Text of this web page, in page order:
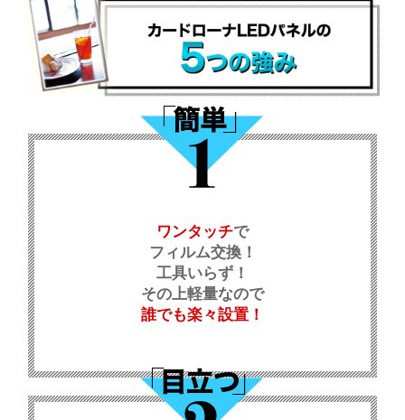
ワンタッチで
フィルム交換！
工具いらず！
その上軽量なので
誰でも楽々設置！